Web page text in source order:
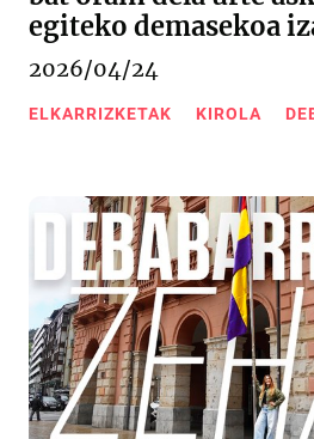
egiteko demasekoa
2026/04/24
ELKARRIZKETAK KIROLA